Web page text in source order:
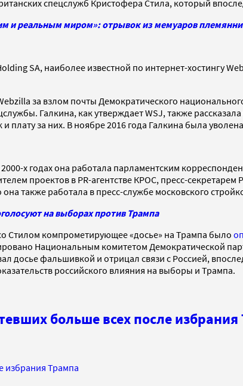
спецслужб Кристофера Стила, который
и реальным миром»: отрывок из мемуаров
SA, наиболее известной по интернет-хостингу
за взлом почты Демократического
Галкина, как утверждает WSJ, также
за них. В ноябре 2016 года Галкина была
х годах она работала парламентским
проектов в PR-агентстве КРОС, пресс-секретарем
также работала в пресс-службе московского
на выборах против Трампа
Стилом компрометирующее «досье» на Трампа было
Национальным комитетом Демократической
досье фальшивкой и отрицал связи с Россией,
российского влияния на выборы и Трампа.
больше всех после избрания
избрания Трампа